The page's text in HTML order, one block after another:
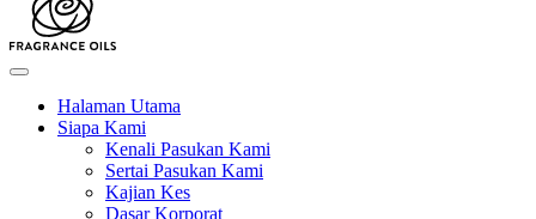
Halaman Utama
Siapa Kami
Kenali Pasukan Kami
Sertai Pasukan Kami
Kajian Kes
Dasar Korporat